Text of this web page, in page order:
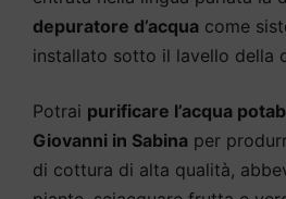
depuratore d’acqua come
installato sotto il lavello della
Potrai purificare l’acqua
Giovanni in Sabina per
di cottura di alta qualità,